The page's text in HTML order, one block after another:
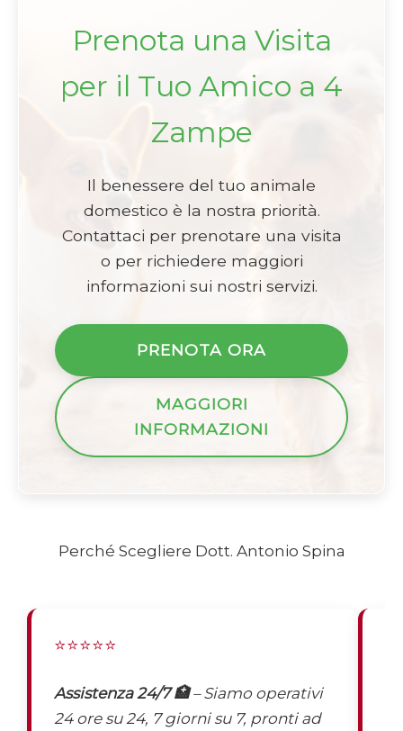
Prenota una Visita
per il Tuo Amico a 4
Zampe
Il benessere del tuo animale
domestico è la nostra priorità.
Contattaci per prenotare una visita
o per richiedere maggiori
informazioni sui nostri servizi.
PRENOTA ORA
MAGGIORI
INFORMAZIONI
Perché Scegliere Dott. Antonio Spina
⭐⭐⭐⭐⭐
Assistenza 24/7 🏥– Siamo operativi
24 ore su 24, 7 giorni su 7, pronti ad